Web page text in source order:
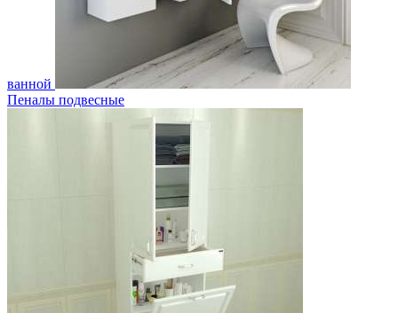
ванной
Пеналы подвесные